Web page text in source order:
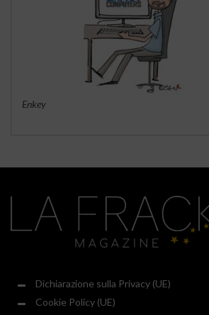
Enkey
Dichiarazione sulla Privacy (UE)
Cookie Policy (UE)